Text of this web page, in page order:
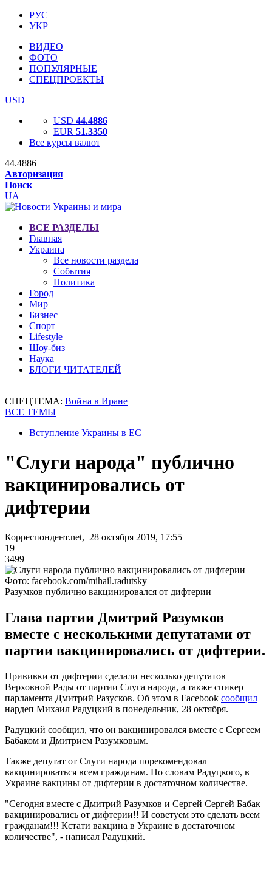
РУС
УКР
ВИДЕО
ФОТО
ПОПУЛЯРНЫЕ
СПЕЦПРОЕКТЫ
USD
USD 44.4886
EUR 51.3350
Все курсы валют
44.4886
Авторизация
Поиск
UA
ВСЕ РАЗДЕЛЫ
Главная
Украина
Все новости раздела
События
Политика
Город
Мир
Бизнес
Спорт
Lifestyle
Шоу-биз
Наука
БЛОГИ ЧИТАТЕЛЕЙ
СПЕЦТЕМА: Война в Иране
ВСЕ ТЕМЫ
Вступление Украины в ЕС
"Слуги народа" публично
вакцинировались от
дифтерии
Корреспондент.net, 28 октября 2019, 17:55
19
3499
Фото: facebook.com/mihail.radutsky
Разумков публично вакцинировался от дифтерии
Глава партии Дмитрий Разумков
вместе с несколькими депутатами от
партии вакцинировались от дифтерии.
Прививки от дифтерии сделали несколько депутатов
Верховной Рады от партии Слуга народа, а также спикер
парламента Дмитрий Разусков. Об этом в Facebook сообщил
нардеп Михаил Радуцкий в понедельник, 28 октября.
Радуцкий сообщил, что он вакцинировался вместе с Сергеем
Бабаком и Дмитрием Разумковым.
Также депутат от Слуги народа порекомендовал
вакцинироваться всем гражданам. По словам Радуцкого, в
Украине вакцины от дифтерии в достаточном количестве.
"Сегодня вместе с Дмитрий Разумков и Сергей Сергей Бабак
вакцинировались от дифтерии!! И советуем это сделать всем
гражданам!!! Кстати вакцина в Украине в достаточном
количестве", - написал Радуцкий.